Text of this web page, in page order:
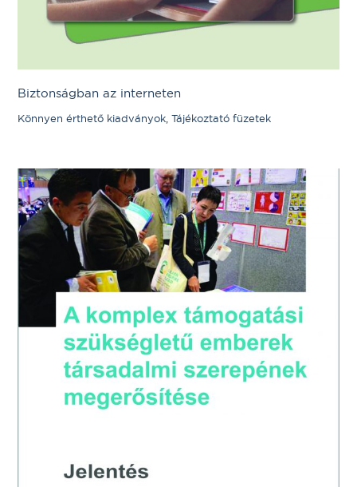
Biztonságban az interneten
Könnyen érthető kiadványok, Tájékoztató füzetek